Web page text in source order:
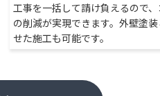
工事を一括して請け負えるので、
の削減が実現できます。外壁塗
せた施工も可能です。